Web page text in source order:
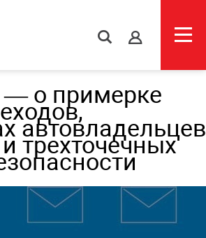
s
— о примерке
автовладельцев
трехточечных